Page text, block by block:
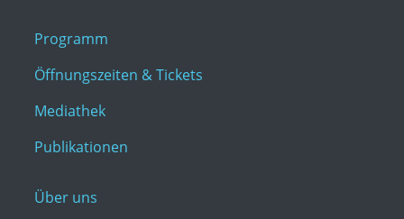
Programm
Öffnungszeiten & Tickets
Mediathek
Publikationen
Über uns